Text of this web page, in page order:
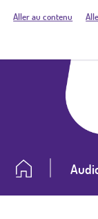
Aller au contenu